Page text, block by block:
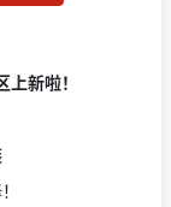
新啦！